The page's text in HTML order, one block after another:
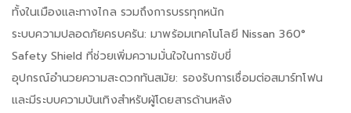
ทั้งในเมืองและทางไกล รวมถึงการบรรทุกหนัก
ระบบความปลอดภัยครบครัน: มาพร้อมเทคโนโลยี Nissan 360°
Safety Shield ที่ช่วยเพิ่มความมั่นใจในการขับขี่
อุปกรณ์อำนวยความสะดวกทันสมัย: รองรับการเชื่อมต่อสมาร์ทโฟน
และมีระบบความบันเทิงสำหรับผู้โดยสารด้านหลัง